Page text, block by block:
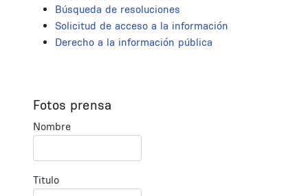
Búsqueda de resoluciones
Solicitud de acceso a la información
Derecho a la información pública
Fotos prensa
Nombre
Titulo